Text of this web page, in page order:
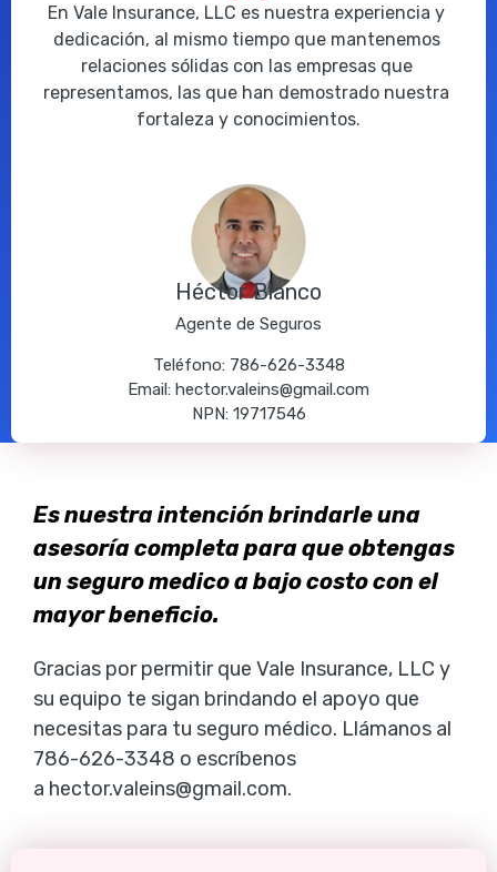
En Vale Insurance, LLC es nuestra experiencia y
dedicación, al mismo tiempo que mantenemos
relaciones sólidas con las empresas que
representamos, las que han demostrado nuestra
fortaleza y conocimientos.
Héctor Blanco
Agente de Seguros
Teléfono: 786-626-3348
Email: hector.valeins@gmail.com
NPN: 19717546
Es nuestra intención brindarle una
asesoría completa para que obtengas
un seguro medico a bajo costo con el
mayor beneficio.
Gracias por permitir que Vale Insurance, LLC y
su equipo te sigan brindando el apoyo que
necesitas para tu seguro médico. Llámanos al
786-626-3348 o escríbenos
a hector.valeins@gmail.com.